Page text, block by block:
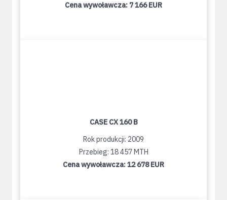
Cena wywoławcza: 7 166 EUR
CASE CX 160 B
Rok produkcji: 2009
Przebieg: 18 457 MTH
Cena wywoławcza:12 678 EUR